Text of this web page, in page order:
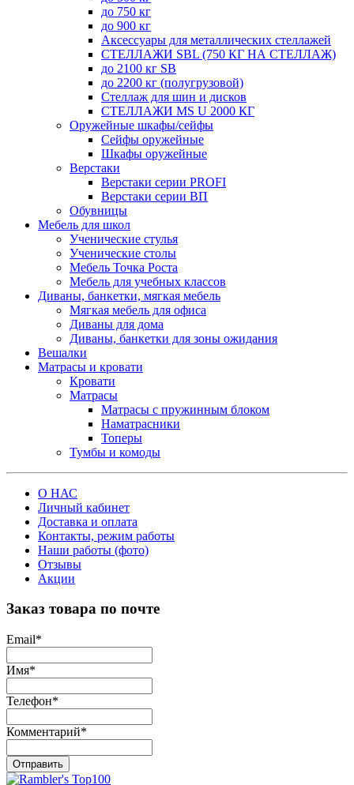
до 750 кг
до 900 кг
Аксессуары для металлических стеллажей
СТЕЛЛАЖИ SBL (750 КГ НА СТЕЛЛАЖ)
до 2100 кг SB
до 2200 кг (полугрузовой)
Стеллаж для шин и дисков
СТЕЛЛАЖИ MS U 2000 КГ
Оружейные шкафы/сейфы
Сейфы оружейные
Шкафы оружейные
Верстаки
Верстаки серии PROFI
Верстаки серии ВП
Обувницы
Мебель для школ
Ученические стулья
Ученические столы
Мебель Точка Роста
Мебель для учебных классов
Диваны, банкетки, мягкая мебель
Мягкая мебель для офиса
Диваны для дома
Диваны, банкетки для зоны ожидания
Вешалки
Матрасы и кровати
Кровати
Матрасы
Матрасы с пружинным блоком
Наматрасники
Топеры
Тумбы и комоды
О НАС
Личный кабинет
Доставка и оплата
Контакты, режим работы
Наши работы (фото)
Отзывы
Акции
Заказ товара по почте
Email*
Имя*
Телефон*
Комментарий*
Отправить